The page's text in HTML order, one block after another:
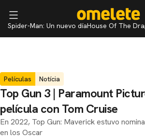
Spider-Man: Un nuevo díaHouse Of The
Películas Notícia
Top Gun 3 | Paramount
película con Tom Cruise
En 2022, Top Gun: Maverick estuvo
en los Oscar